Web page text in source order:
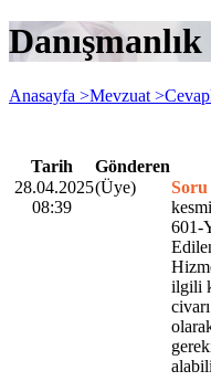
Anasayfa >Mevzuat >
Tarih
Gönderen
28.04.2025
08:39
(Üye) Soru
601-
ilgili